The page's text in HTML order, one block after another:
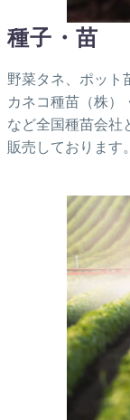
種子・苗
野菜タネ、ポット
カネコ種苗（株）
など全国種苗会社
販売しております。